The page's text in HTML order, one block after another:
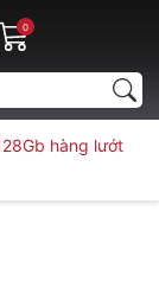
0
hàng lướt